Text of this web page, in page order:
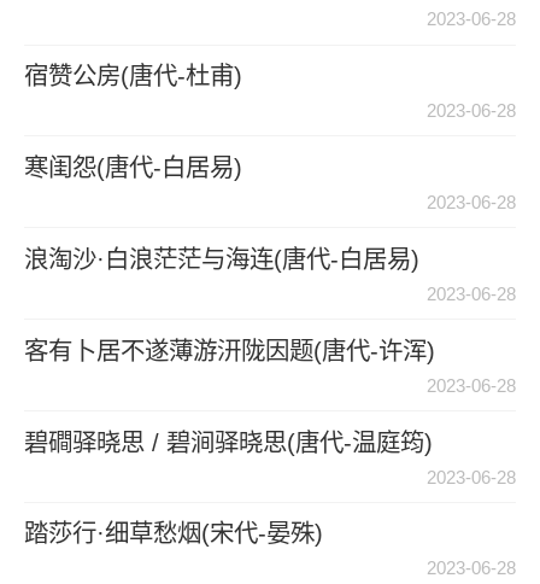
2023-06-28
宿赞公房(唐代-杜甫)
2023-06-28
寒闺怨(唐代-白居易)
2023-06-28
浪淘沙·白浪茫茫与海连(唐代-白居易)
2023-06-28
客有卜居不遂薄游汧陇因题(唐代-许浑)
2023-06-28
碧磵驿晓思 / 碧涧驿晓思(唐代-温庭筠)
2023-06-28
踏莎行·细草愁烟(宋代-晏殊)
2023-06-28